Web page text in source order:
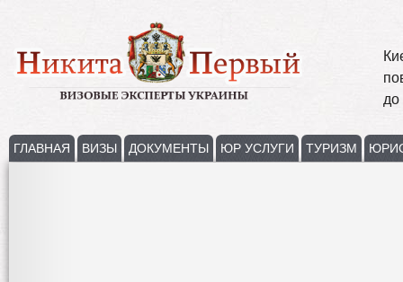
до
ГЛАВНАЯ ВИЗЫ ДОКУМЕНТЫ ЮР УСЛУГИ ТУРИЗМ